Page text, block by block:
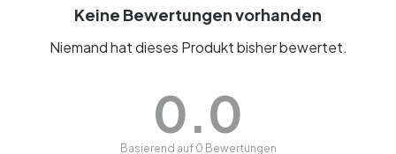
Keine Bewertungen vorhanden
Niemand hat dieses Produkt bisher bewertet.
0.0
Basierend auf 0 Bewertungen